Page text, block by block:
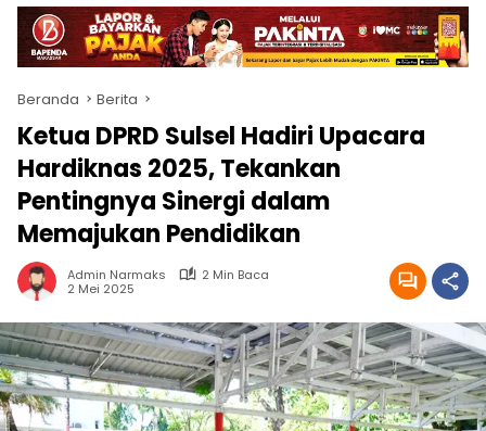
Beranda Berita
Ketua DPRD Sulsel Hadiri Upacara
Hardiknas 2025, Tekankan
Pentingnya Sinergi dalam
Memajukan Pendidikan
Admin Narmaks
2 Min Baca
2 Mei 2025